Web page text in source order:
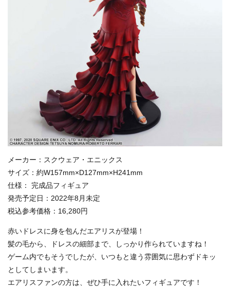
メーカー：スクウェア・エニックス
サイズ：約W157mm×D127mm×H241mm
仕様： 完成品フィギュア
発売予定日：2022年8月未定
税込参考価格：16,280円
赤いドレスに身を包んだエアリスが登場！
髪の毛から、ドレスの細部まで、しっかり作られていますね！
ゲーム内でもそうでしたが、いつもと違う雰囲気に思わずドキッ
としてしまいます。
エアリスファンの方は、ぜひ手に入れたいフィギュアです！